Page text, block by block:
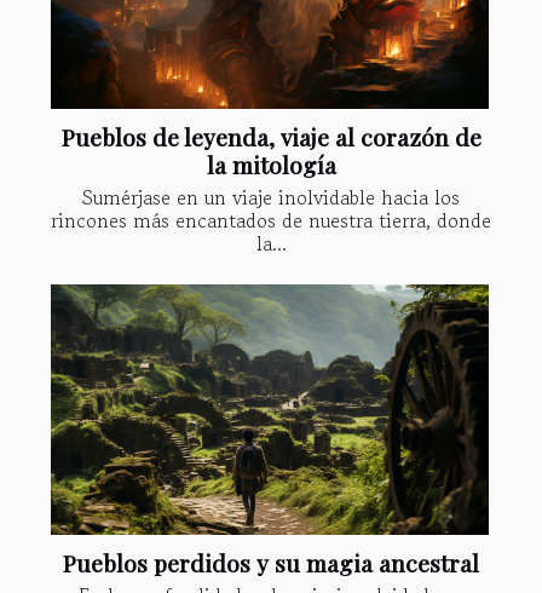
Pueblos de leyenda, viaje al corazón de
la mitología
Sumérjase en un viaje inolvidable hacia los
rincones más encantados de nuestra tierra, donde
la...
Pueblos perdidos y su magia ancestral